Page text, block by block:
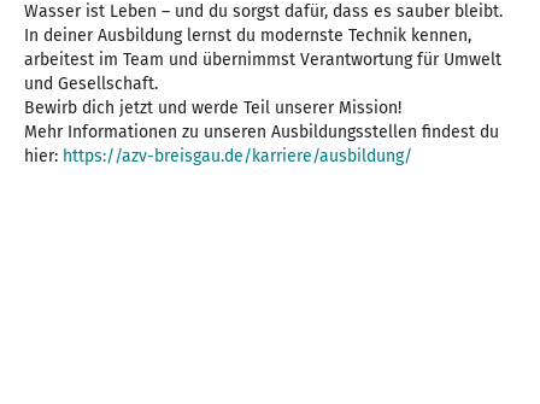
Wasser ist Leben – und du sorgst dafür, dass es sauber bleibt.
In deiner Ausbildung lernst du modernste Technik kennen,
arbeitest im Team und übernimmst Verantwortung für Umwelt
und Gesellschaft.
Bewirb dich jetzt und werde Teil unserer Mission!
Mehr Informationen zu unseren Ausbildungsstellen findest du
hier: https://azv-breisgau.de/karriere/ausbildung/